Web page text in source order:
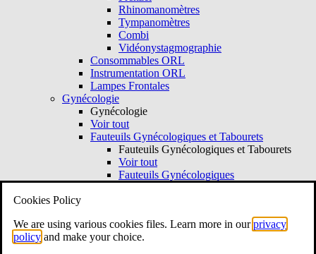
Rhinomanomètres
Tympanomètres
Combi
Vidéonystagmographie
Consommables ORL
Instrumentation ORL
Lampes Frontales
Gynécologie
Gynécologie
Voir tout
Fauteuils Gynécologiques et Tabourets
Fauteuils Gynécologiques et Tabourets
Voir tout
Fauteuils Gynécologiques
Voir tout
Colposcopes
Cookies Policy
We are using various cookies files. Learn more in ourprivacy
policy and make your choice.